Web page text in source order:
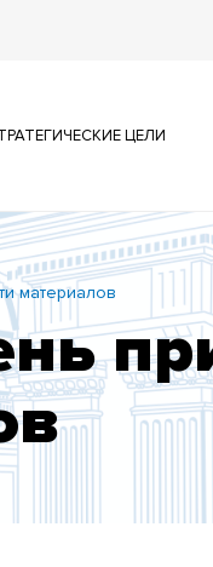
ЦЕЛИ
материалов